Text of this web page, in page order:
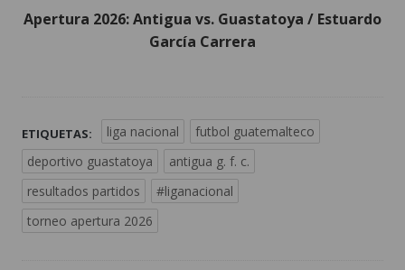
Apertura 2026: Antigua vs. Guastatoya / Estuardo
García Carrera
ETIQUETAS: liga nacional
futbol guatemalteco
deportivo guastatoya
antigua g. f. c.
resultados partidos
#liganacional
torneo apertura 2026